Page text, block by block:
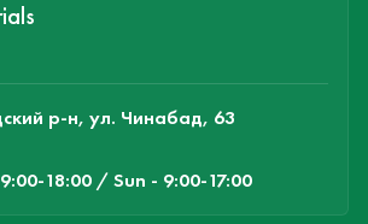
р-н, ул. Чинабад, 63
18:00 / Sun - 9:00-17:00